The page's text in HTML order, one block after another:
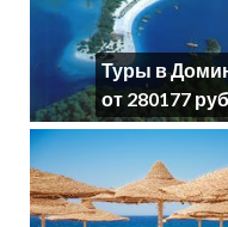
Туры в
от 280177 руб.